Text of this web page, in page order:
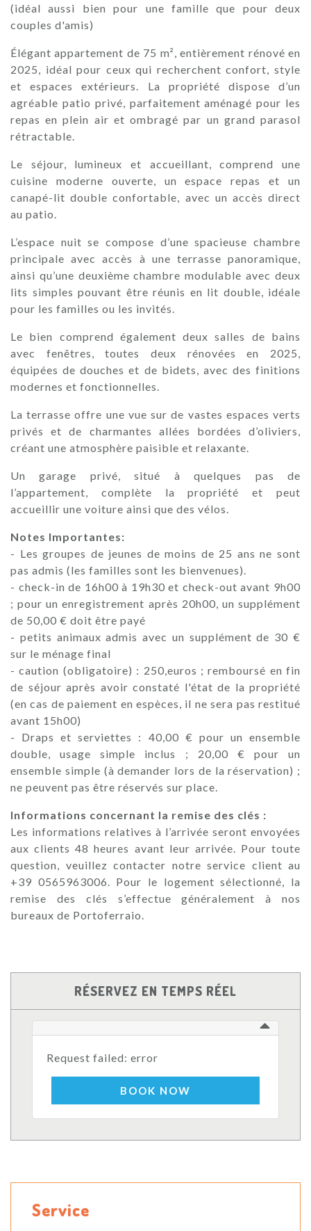
(idéal aussi bien pour une famille que pour deux
couples d'amis)
Élégant appartement de 75 m², entièrement rénové en
2025, idéal pour ceux qui recherchent confort, style
et espaces extérieurs. La propriété dispose d’un
agréable patio privé, parfaitement aménagé pour les
repas en plein air et ombragé par un grand parasol
rétractable.
Le séjour, lumineux et accueillant, comprend une
cuisine moderne ouverte, un espace repas et un
canapé-lit double confortable, avec un accès direct
au patio.
L’espace nuit se compose d’une spacieuse chambre
principale avec accès à une terrasse panoramique,
ainsi qu’une deuxième chambre modulable avec deux
lits simples pouvant être réunis en lit double, idéale
pour les familles ou les invités.
Le bien comprend également deux salles de bains
avec fenêtres, toutes deux rénovées en 2025,
équipées de douches et de bidets, avec des finitions
modernes et fonctionnelles.
La terrasse offre une vue sur de vastes espaces verts
privés et de charmantes allées bordées d’oliviers,
créant une atmosphère paisible et relaxante.
Un garage privé, situé à quelques pas de
l’appartement, complète la propriété et peut
accueillir une voiture ainsi que des vélos.
Notes Importantes:
- Les groupes de jeunes de moins de 25 ans ne sont
pas admis (les familles sont les bienvenues).
- check-in de 16h00 à 19h30 et check-out avant 9h00
; pour un enregistrement après 20h00, un supplément
de 50,00 € doit être payé
- petits animaux admis avec un supplément de 30 €
sur le ménage final
- caution (obligatoire) : 250,euros ; remboursé en fin
de séjour après avoir constaté l'état de la propriété
(en cas de paiement en espèces, il ne sera pas restitué
avant 15h00)
- Draps et serviettes : 40,00 € pour un ensemble
double, usage simple inclus ; 20,00 € pour un
ensemble simple (à demander lors de la réservation) ;
ne peuvent pas être réservés sur place.
Informations concernant la remise des clés :
Les informations relatives à l’arrivée seront envoyées
aux clients 48 heures avant leur arrivée. Pour toute
question, veuillez contacter notre service client au
+39 0565963006. Pour le logement sélectionné, la
remise des clés s’effectue généralement à nos
bureaux de Portoferraio.
RÉSERVEZ EN TEMPS RÉEL
Request failed: error
BOOK NOW
Service